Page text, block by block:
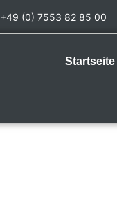
+49 (0) 7553 82 85 00
Startseite